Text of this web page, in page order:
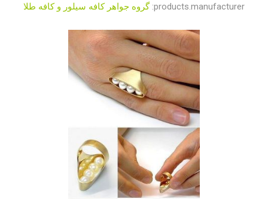
products.manufacturer: گروه جواهر کافه سیلور و کافه طلا